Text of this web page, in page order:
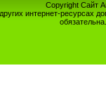
Copyright Сайт
интернет-ресурсах
обязательна.